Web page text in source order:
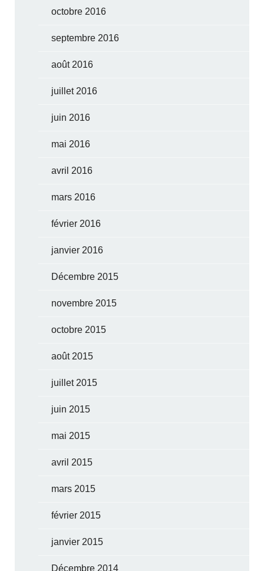
octobre 2016
septembre 2016
août 2016
juillet 2016
juin 2016
mai 2016
avril 2016
mars 2016
février 2016
janvier 2016
Décembre 2015
novembre 2015
octobre 2015
août 2015
juillet 2015
juin 2015
mai 2015
avril 2015
mars 2015
février 2015
janvier 2015
Décembre 2014